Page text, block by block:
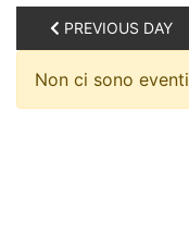
PREVIOUS DAY
Non ci sono eventi